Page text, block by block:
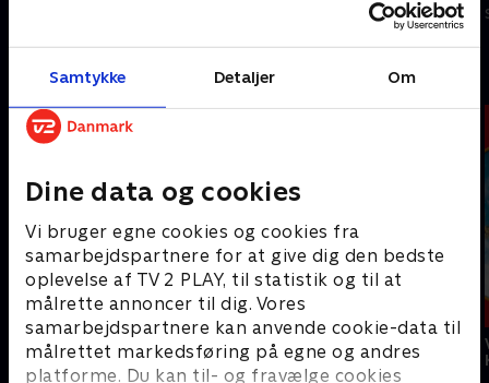
Samtykke Detaljer Om
Dine data og cookies
Vi bruger egne cookies og cookies fra
samarbejdspartnere for at give dig den bedste
oplevelse af TV 2 PLAY, til statistik og til at
målrette annoncer til dig. Vores
samarbejdspartnere kan anvende cookie-data til
målrettet markedsføring på egne og andres
platforme. Du kan til- og fravælge cookies
S3:E2 • Gaming i slik med Judex
Astrid Lindgrens børneunivers
Pippi på de syv
have
Emil fra
Lønneberg
Alle vi børn i
Bulderby